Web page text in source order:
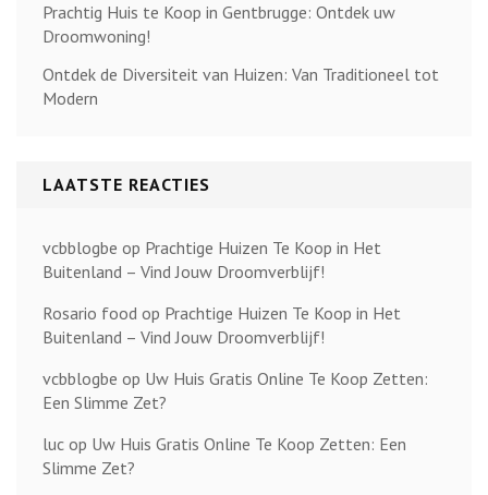
Prachtig Huis te Koop in Gentbrugge: Ontdek uw
Droomwoning!
Ontdek de Diversiteit van Huizen: Van Traditioneel tot
Modern
LAATSTE REACTIES
vcbblogbe op Prachtige Huizen Te Koop in Het
Buitenland – Vind Jouw Droomverblijf!
Rosario food op Prachtige Huizen Te Koop in Het
Buitenland – Vind Jouw Droomverblijf!
vcbblogbe op Uw Huis Gratis Online Te Koop Zetten:
Een Slimme Zet?
luc op Uw Huis Gratis Online Te Koop Zetten: Een
Slimme Zet?